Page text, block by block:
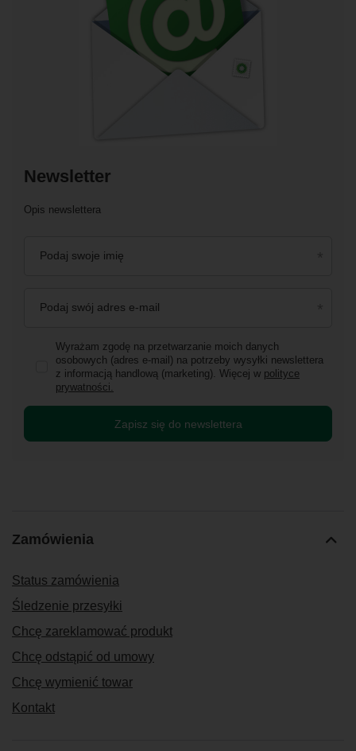
Newsletter
Opis newslettera
Podaj swoje imię
Podaj swój adres e-mail
Wyrażam zgodę na przetwarzanie moich danych
osobowych (adres e-mail) na potrzeby wysyłki newslettera
z informacją handlową (marketing). Więcej w polityce
prywatności.
Zapisz się do newslettera
Zamówienia
Status zamówienia
Śledzenie przesyłki
Chcę zareklamować produkt
Chcę odstąpić od umowy
Chcę wymienić towar
Kontakt